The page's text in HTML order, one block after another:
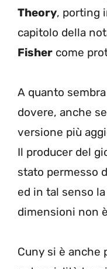
Theory, porting
capitolo della
Fisher come
A quanto sembra
dovere, anche
versione più
Il producer del
stato permesso
ed in tal senso
dimensioni non
Cuny si è